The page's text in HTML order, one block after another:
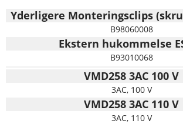
Yderligere Monteringsclips
B98060008
Ekstern hukommelse
B93010068
VMD258 3AC 100 V
3AC, 100 V
VMD258 3AC 110 V
3AC, 110 V